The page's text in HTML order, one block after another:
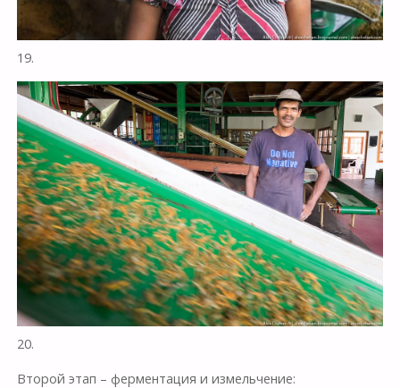
19.
20.
Второй этап – ферментация и измельчение: